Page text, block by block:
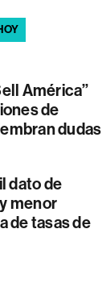
América”
de
dudas
dato de
menor
de tasas de